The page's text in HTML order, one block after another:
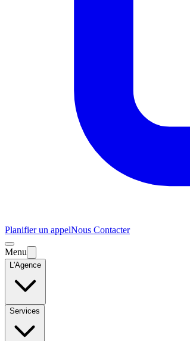
Planifier un appelNous Contacter
Menu
L'Agence
Services